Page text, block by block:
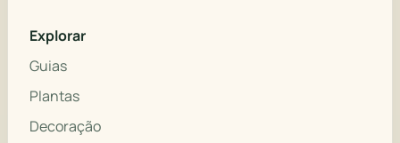
Explorar
Guias
Plantas
Decoração